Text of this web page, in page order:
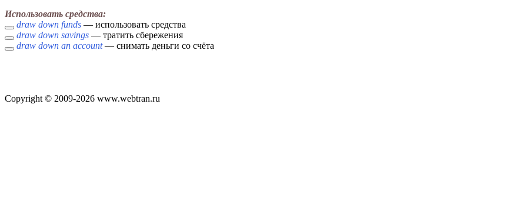
Использовать средства:
draw down funds — использовать средства
draw down savings — тратить сбережения
draw down an account— снимать деньги со счёта
Copyright © 2009-2026 www.webtran.ru